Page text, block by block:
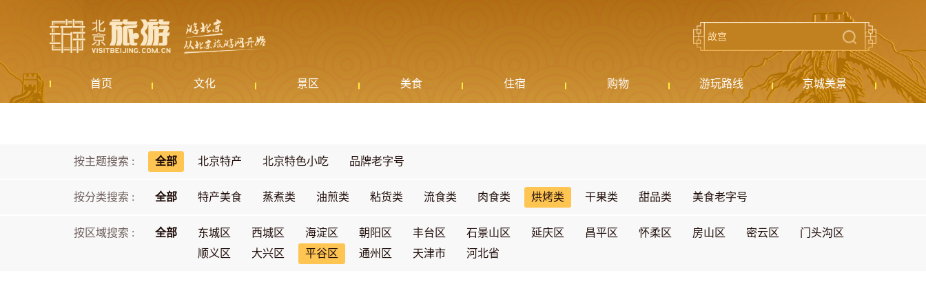
首页 文化 景区 美食 住宿 购物 游玩路线 京城美景
按主题搜索 : 全部 北京特产 北京特色小吃 品牌老字号
按分类搜索 : 全部 特产美食 蒸煮类 油煎类 粘货类 流食类 肉食类 烘烤类 干果类 甜品类 美食老字号
按区域搜索 : 全部 东城区 西城区 海淀区 朝阳区 丰台区 石景山区 延庆区 昌平区 怀柔区 房山区 密云区
门头沟区
顺义区
大兴区 平谷区 通州区 天津市 河北省